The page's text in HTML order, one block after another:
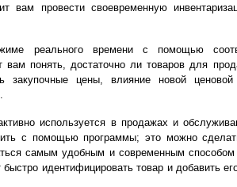
вам провести своевременную
реального времени с помощью
вам понять, достаточно ли товаров для
закупочные цены, влияние новой
используется в продажах и
с помощью программы; это можно
самым удобным и современным
идентифицировать товар и добавить